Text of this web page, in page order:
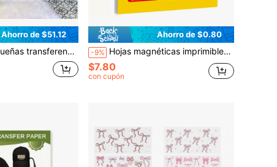
Ahorro de $51.12
- 3 hojas, 6x12 655350656683 Transferencias para frotar sobre muebles, decoración del hogar, muebles, tatuajes de muebles, pegatinas de pared 3D, decoración de pared del hogar
Ahorro de $0.80
-9% Hojas magnéticas imprimibles tamaño A4 de 5 hojas, papel fotográfico brillante de impresión por inyección de tinta magnético flexible
$7.80
con cupón